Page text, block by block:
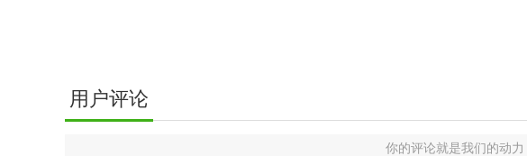
用户评论
你的评论就是我们的动力